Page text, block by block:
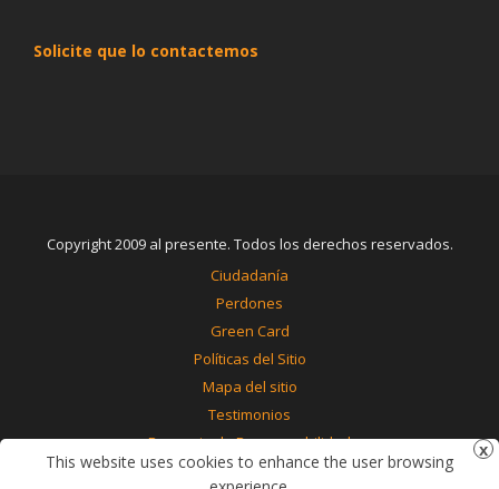
Solicite que lo contactemos
Copyright 2009 al presente. Todos los derechos reservados.
Ciudadanía
Perdones
Green Card
Políticas del Sitio
Mapa del sitio
Testimonios
Renuncia de Responsabilidad
Contáctenos
This website uses cookies to enhance the user browsing